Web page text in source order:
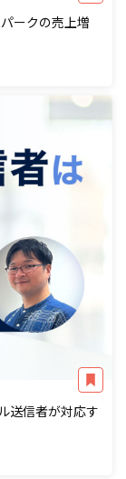
ークの売上増
送信者が対応す